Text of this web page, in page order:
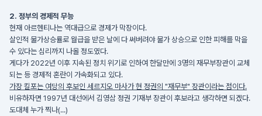
2. 정부의 경제적 무능
현재 아르헨티나는 역대급으로 경제가 막장이다.
살인적 물가상승률로 월급을 받은 날에 다 써버려야 물가 상승으로 인한 피해를 막을
수 있다는 심리까지 나올 정도였다.
게다가 2022년 이후 지속된 정치 위기로 인하여 한달만에 3명의 재무부장관이 교체
되는 등 경제적 혼란이 가속화되고 있다.
가장 킬포는 여당의 후보인 세르지오 마사가 현 정권의 "재무부" 장관이라는 점이다.
비유하자면 1997년 대선에서 김영삼 정권 기재부 장관이 후보라고 생각하면 되겠다.
도대체 누가 찍나(...)